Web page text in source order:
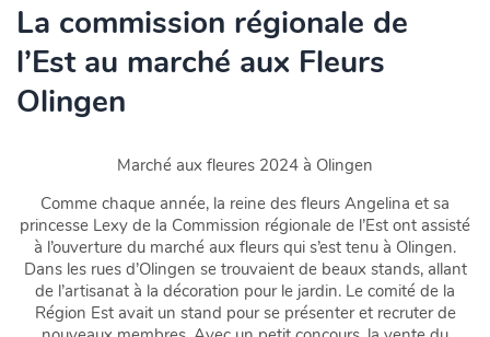
La commission régionale de
l’Est au marché aux Fleurs
Olingen
Marché aux fleures 2024 à Olingen
Comme chaque année, la reine des fleurs Angelina et sa
princesse Lexy de la Commission régionale de l’Est ont assisté
à l’ouverture du marché aux fleurs qui s’est tenu à Olingen.
Dans les rues d’Olingen se trouvaient de beaux stands, allant
de l’artisanat à la décoration pour le jardin. Le comité de la
Région Est avait un stand pour se présenter et recruter de